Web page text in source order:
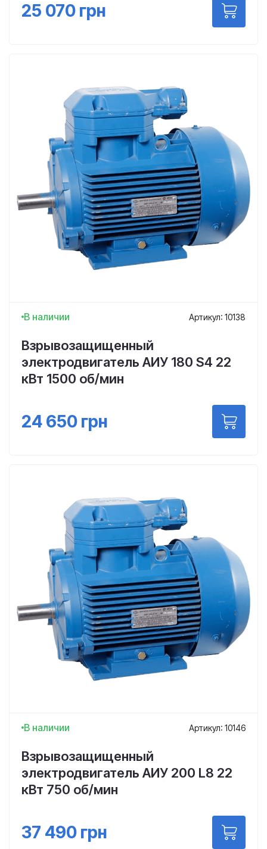
25 070 грн
В наличии Артикул: 10138
Взрывозащищенный
электродвигатель АИУ 180 S4 22
кВт 1500 об/мин
24 650 грн
В наличии Артикул: 10146
Взрывозащищенный
электродвигатель АИУ 200 L8 22
кВт 750 об/мин
37 490 грн